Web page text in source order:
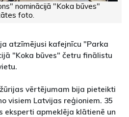
nominācijā "Koka būves"
foto.
atzīmējusi kafejnīcu "Parka
"Koka būves" četru finālistu
vērtējumam bija pieteikti
visiem Latvijas reģioniem. 35
eksperti apmeklēja klātienē un